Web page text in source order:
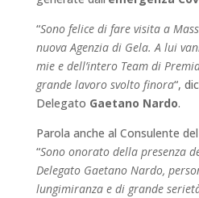
“Sono felice di fare visita a
nuova Agenzia di Gela. A lui
mie e dell’intero Team di
grande lavoro svolto finora“,
Delegato Gaetano Nardo.
Parola anche al Consulente
“Sono onorato della presenza
Delegato Gaetano Nardo,
lungimiranza e di grande